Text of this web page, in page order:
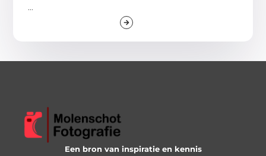
...
Een bron van inspiratie en kennis